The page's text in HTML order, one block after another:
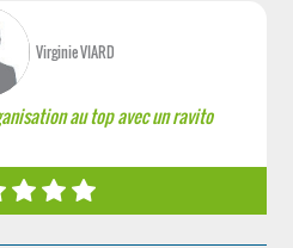
Virginie VIARD
au top avec un ravito